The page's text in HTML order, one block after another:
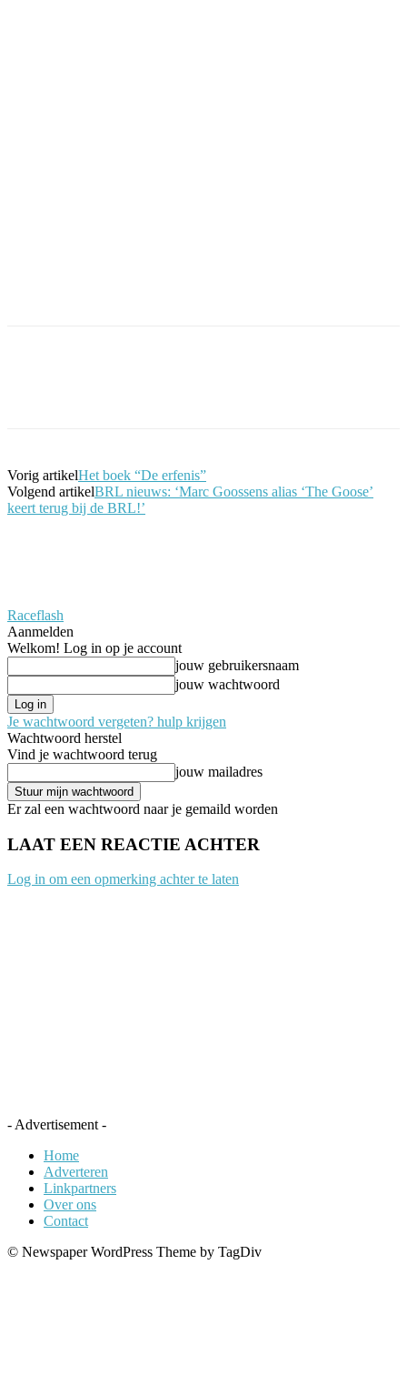
Vorig artikelHet boek “De erfenis”
Volgend artikelBRL nieuws: ‘Marc Goossens alias ‘The Goose’
keert terug bij de BRL!’
Raceflash
Aanmelden
Welkom! Log in op je account
jouw gebruikersnaam
jouw wachtwoord
Je wachtwoord vergeten? hulp krijgen
Wachtwoord herstel
Vind je wachtwoord terug
jouw mailadres
Er zal een wachtwoord naar je gemaild worden
LAAT EEN REACTIE ACHTER
Log in om een opmerking achter te laten
- Advertisement -
Home
Adverteren
Linkpartners
Over ons
Contact
© Newspaper WordPress Theme by TagDiv